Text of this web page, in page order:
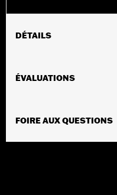
DÉTAILS
FLTRXSE 2023 à 2024,
pas aux modèles Trike.
ÉVALUATIONS
FOIRE AUX QUESTIONS